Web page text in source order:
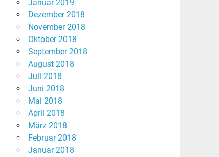
Januar 2019
Dezember 2018
November 2018
Oktober 2018
September 2018
August 2018
Juli 2018
Juni 2018
Mai 2018
April 2018
März 2018
Februar 2018
Januar 2018